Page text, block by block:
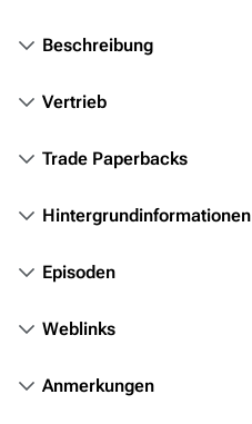
Orte
Fanprojekte
Kommerzielles
Themengruppen
Beschreibung
Vertrieb
Trade Paperbacks
Hintergrundinformationen
Episoden
Weblinks
Anmerkungen